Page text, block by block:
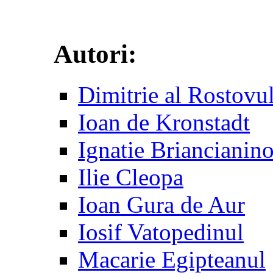
Autori:
Dimitrie al
Ioan de Kronstadt
Ignatie
Ilie Cleopa
Ioan Gura de Aur
Iosif Vatopedinul
Macarie Egipteanul